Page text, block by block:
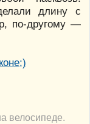
длину с
по-другому —
велосипеде.